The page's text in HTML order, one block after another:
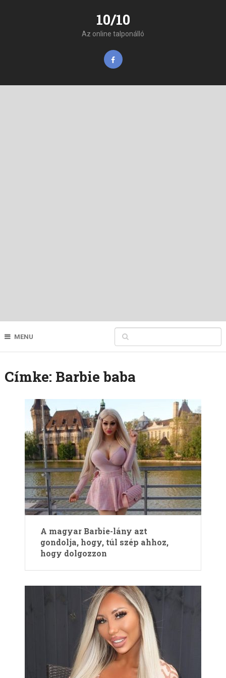
10/10
Az online talponálló
MENU
Címke: Barbie baba
A magyar Barbie-lány azt
gondolja, hogy, túl szép ahhoz,
hogy dolgozzon